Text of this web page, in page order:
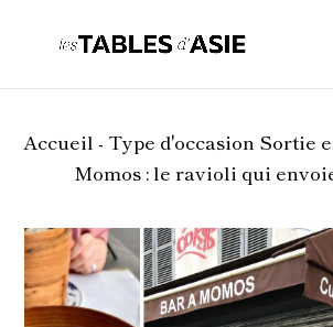
Accueil - Type d'occasion Sortie
Momos : le ravioli qui